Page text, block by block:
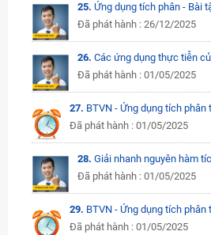
25. Ứng dụng tích phân - Bài
Đã phát hành : 26/12/2025
26. Các ứng dụng thực tiễn
Đã phát hành : 01/05/2025
27. BTVN - Ứng dụng tích
Đã phát hành : 01/05/2025
28. Giải nhanh nguyên hàm
Đã phát hành : 01/05/2025
29. BTVN - Ứng dụng tích
Đã phát hành : 01/05/2025